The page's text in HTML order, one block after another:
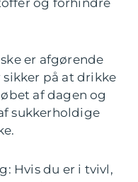
er afgørende
på at drikke
af dagen og
sukkerholdige
Hvis du er i tvivl,